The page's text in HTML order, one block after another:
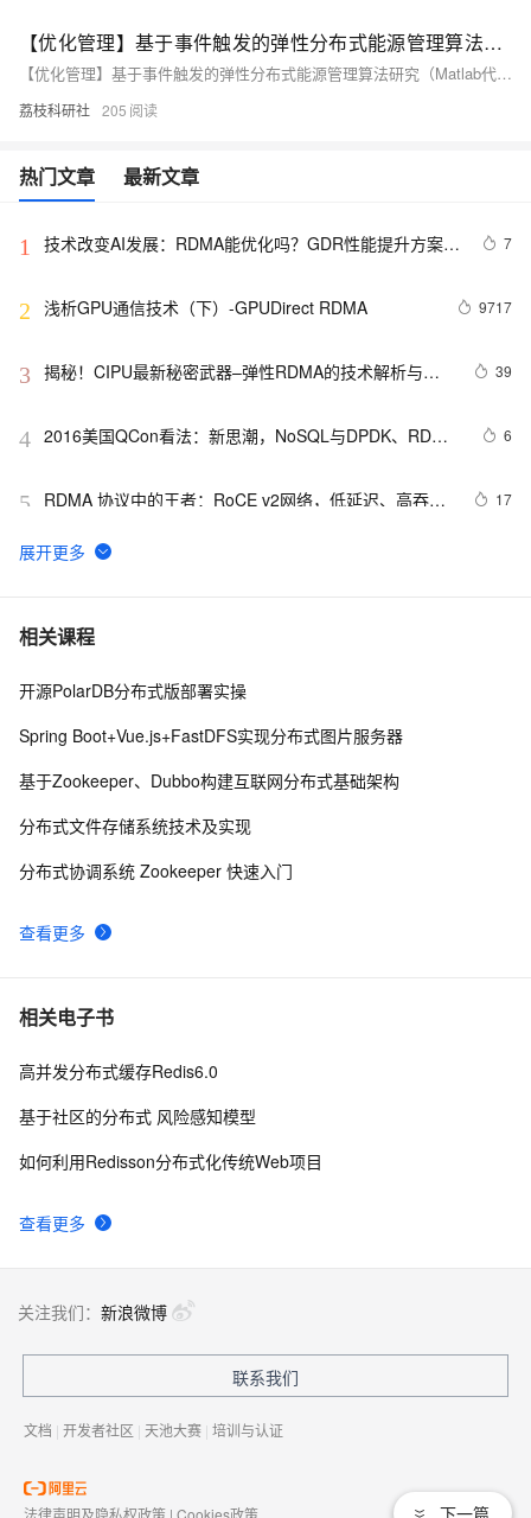
【优化管理】基于事件触发的弹性分布式能源管理算法研究（Matlab代码实现）
【优化管理】基于事件触发的弹性分布式能源管理算法研究（Matlab代码实现）
荔枝科研社 205
热门文章 最新文章
1
技术改变AI发展：RDMA能优化吗？GDR性能提升方案
7
2 浅析GPU通信技术（下）-GPUDirect RDMA 9717
3 揭秘！CIPU最新秘密武器–弹性RDMA的技术解析与实
39
4 2016美国QCon看法：新思潮，NoSQL与DPDK、RDMA
6
5
RDMA 协议中的王者：RoCE v2网络，低延迟、高吞吐
17
6
一文读懂RDMA: Remote Direct Memory Access（远程
7 GPU通信互联技术：GPUDirect、NVLink与RDMA
8 RDMA优化整理（一）
损和有损_DCQCN拥塞控制等技术简介-一文入门RDMA
1010月29日社区直播【Spark Shuffle RPMem扩展: 借助持
相关课程
查看更多
开源PolarDB分布式版部署实操
Spring Boot+Vue.js+FastDFS实现分布式图片服务器
基于Zookeeper、Dubbo构建互联网分布式基础架构
分布式文件存储系统技术及实现
分布式协调系统 Zookeeper 快速入门
相关电子书
查看更多
高并发分布式缓存Redis6.0
基于社区的分布式 风险感知模型
如何利用Redisson分布式化传统Web项目
下一篇
关注我们： 新浪微博
联系我们
文档 | 开发者社区 | 天池大赛 | 培训与认证
法律声明及隐私权政策 | Cookies政策